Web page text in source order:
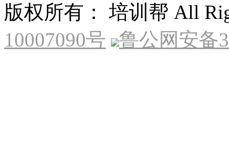
版权所有： 培训帮 All
10007090号
鲁公网安备